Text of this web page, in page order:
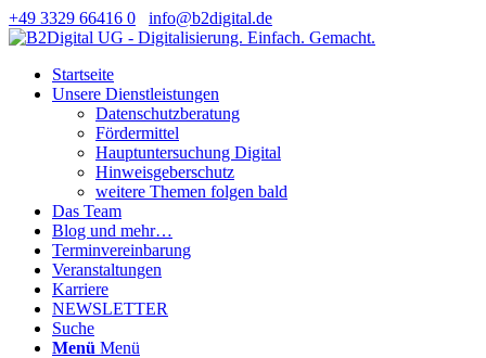
+49 3329 66416 0 info@b2digital.de
Startseite
Unsere Dienstleistungen
Datenschutzberatung
Fördermittel
Hauptuntersuchung Digital
Hinweisgeberschutz
weitere Themen folgen bald
Das Team
Blog und mehr…
Terminvereinbarung
Veranstaltungen
Karriere
NEWSLETTER
Suche
Menü Menü